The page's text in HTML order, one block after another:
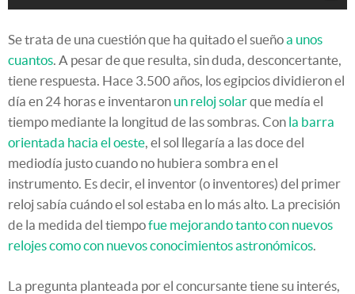
Se trata de una cuestión que ha quitado el sueñoa unos
cuantos. A pesar de que resulta, sin duda, desconcertante,
tiene respuesta. Hace 3.500 años, los egipcios dividieron el
día en 24 horas e inventaron un reloj solarque medía el
tiempo mediante la longitud de las sombras. Con la barra
orientada hacia el oeste, el sol llegaría a las doce del
mediodía justo cuando no hubiera sombra en el
instrumento. Es decir, el inventor (o inventores) del primer
reloj sabía cuándo el sol estaba en lo más alto. La precisión
de la medida del tiempofue mejorando tanto con nuevos
relojes como con nuevos conocimientos astronómicos.
La pregunta planteada por el concursante tiene su interés,